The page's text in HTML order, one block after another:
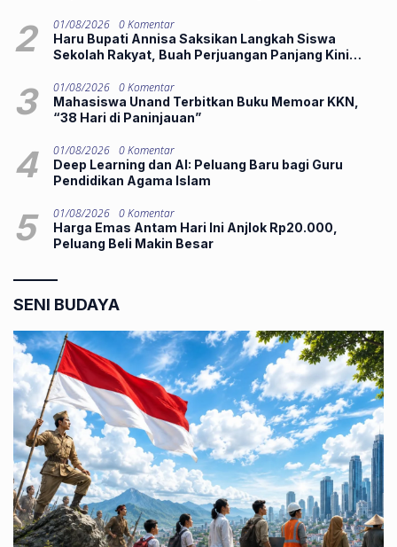
2 01/08/2026 0 Komentar
Haru Bupati Annisa Saksikan Langkah Siswa
Sekolah Rakyat, Buah Perjuangan Panjang Kini
3 01/08/2026 0 Komentar
Mahasiswa Unand Terbitkan Buku Memoar KKN,
“38 Hari di Paninjauan”
4 01/08/2026 0 Komentar
Deep Learning dan AI: Peluang Baru bagi Guru
Pendidikan Agama Islam
5 01/08/2026 0 Komentar
Harga Emas Antam Hari Ini Anjlok Rp20.000,
Peluang Beli Makin Besar
SENI BUDAYA